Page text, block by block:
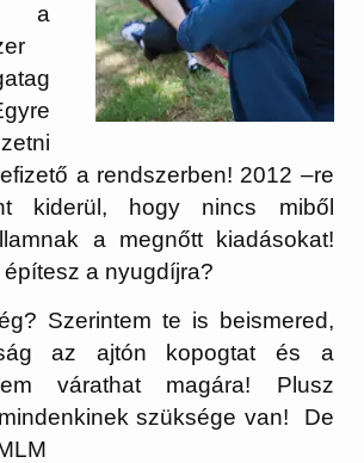
a
a rendszerben! 2012 –re
kiderül, hogy nincs miből
a megnőtt kiadásokat!
a nyugdíjra?
Szerintem te is beismered,
az ajtón kopogtat és a
várathat magára! Plusz
szüksége van! De